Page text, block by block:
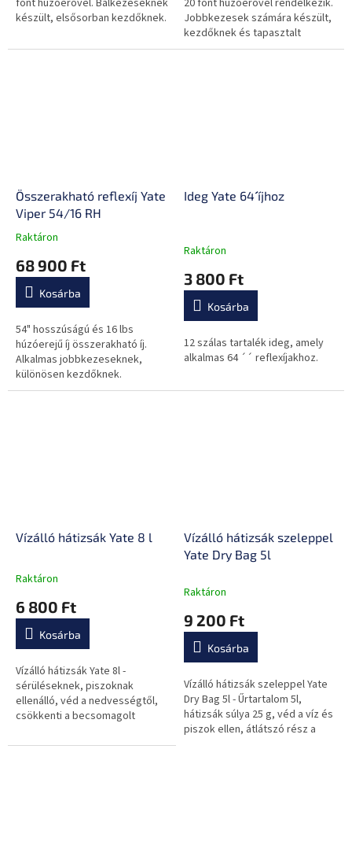
készült, elsősorban kezdőknek.
Jobbkezesek számára készült,
kezdőknek és tapasztalt
íjászoknak egyaránt alkalmas.
Összerakható reflexíj Yate
Viper 54/16 RH
A
átlagos
értékelése
0,0
csillag.
Raktáron
68 900 Ft
Kosárba
54" hosszúságú és 16 lbs
húzóerejű íj összerakható íj.
Alkalmas jobbkezeseknek,
különösen kezdőknek.
Ideg Yate 64´´ íjhoz
Raktáron
3 800 Ft
Kosárba
12 szálas tartalék ideg, amely
alkalmas 64 ´´ reflexíjakhoz.
Vízálló hátizsák Yate 8 l
A
átlagos
értékelése
0,0
csillag.
Raktáron
6 800 Ft
Kosárba
Vízálló hátizsák Yate 8l -
sérüléseknek, piszoknak
ellenálló, véd a nedvességtől,
csökkenti a becsomagolt
befolyásolja a poggyász súlyát.
Vízálló hátizsák szeleppel
Yate Dry Bag 5l
Raktáron
9 200 Ft
Kosárba
Vízálló hátizsák szeleppel Yate
Dry Bag 5l - Űrtartalom 5l,
hátizsák súlya 25 g, véd a víz és
piszok ellen, átlátszó rész a